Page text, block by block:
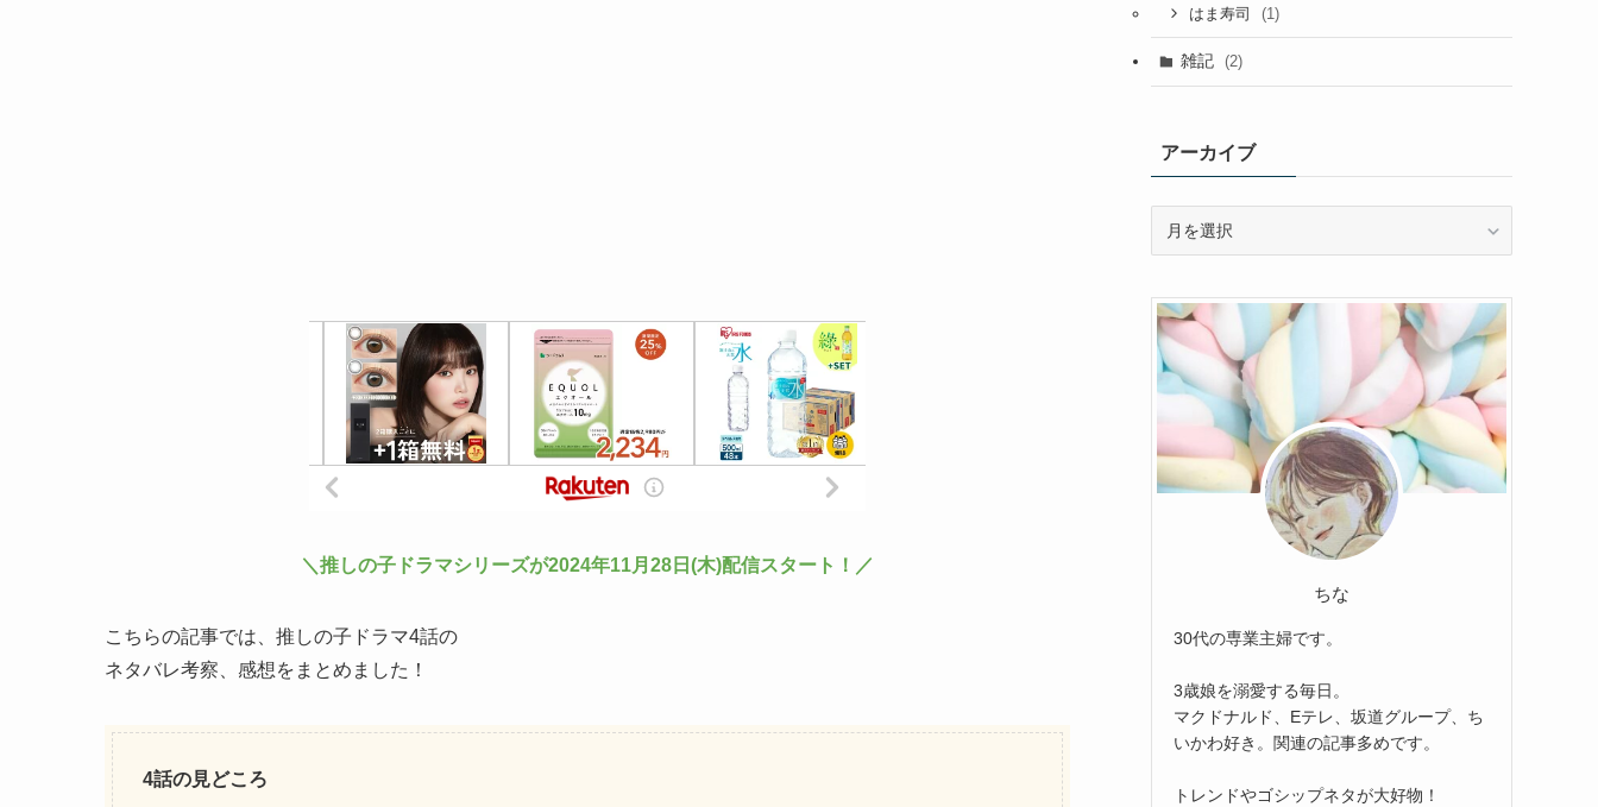
＼推しの子ドラマシリーズが2024年11月28日(木)配信スタート！／
こちらの記事では、推しの子ドラマ4話の
ネタバレ考察、感想をまとめました！
4話の見どころ
はま寿司 (1)
雑記 (2)
アーカイブ
イ
ブ
ちな
30代の専業主婦です。
3歳娘を溺愛する毎日。
マクドナルド、Eテレ、坂道グループ、ち
いかわ好き。関連の記事多めです。
トレンドやゴシップネタが大好物！